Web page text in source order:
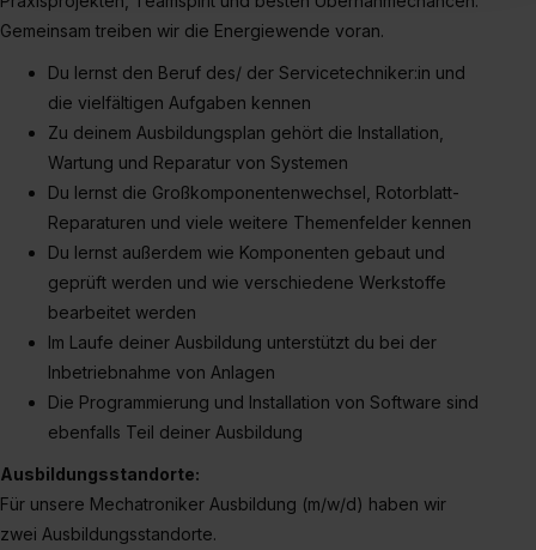
Inhalte (z.B. Videos oder Posts) angezeigt und hierfür
erforderliche personenbezogene Daten an Social Media
Dienste, ggfs. mit Sitz in den USA, übermittelt werden.
Eine Erlaubnis hierfür kannst du auch später noch im
Einzelfall bei dem jeweiligen Inhalt erteilen. Willst du nur
bestimmte Verwendungszwecke zulassen, triff deine
Auswahl über die Checkboxen und klick auf „Auswahl
erlauben“. Die Einwilligung zur Platzierung von Cookies
der Kategorien „Präferenzen“, „Statistiken“ und „Social
Media und Marketing“ umfasst hierbei die Einwilligung
zur Übermittlung deiner Daten in die USA (Art. 49 Abs. 1
angemessenes Datenschutzniveau (EuGH – Schrems
II). Du kannst die von dir erteilte Einwilligung jederzeit mit
Wirkung für die Zukunft ganz oder teilweise über unsere
Datenschutzerklärung unter dem Punkt „Datenschutz-
Einstellungen“ widerrufen. Weitere Informationen zu den
einzelnen Cookies findest du durch Klick auf „Details
zeigen“. Weitere Informationen:
Gemeinsam treiben wir die Energiewende voran.
Du lernst den Beruf des/ der Servicetechniker:in und
die vielfältigen Aufgaben kennen
Zu deinem Ausbildungsplan gehört die Installation,
Wartung und Reparatur von Systemen
Du lernst die Großkomponentenwechsel, Rotorblatt-
Reparaturen und viele weitere Themenfelder kennen
Du lernst außerdem wie Komponenten gebaut und
geprüft werden und wie verschiedene Werkstoffe
bearbeitet werden
Im Laufe deiner Ausbildung unterstützt du bei der
Inbetriebnahme von Anlagen
Die Programmierung und Installation von Software sind
ebenfalls Teil deiner Ausbildung
Ausbildungsstandorte:
Für unsere Mechatroniker Ausbildung (m/w/d) haben wir
zwei Ausbildungsstandorte.